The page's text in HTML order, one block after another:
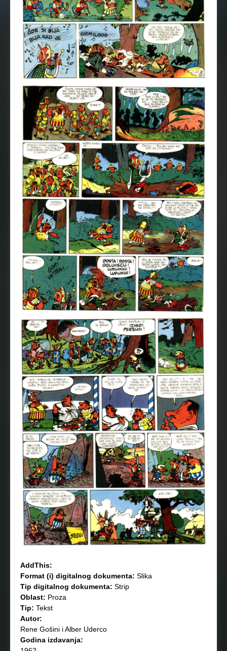
AddThis:
Format (i) digitalnog dokumenta: Slika
Tip digitalnog dokumenta: Strip
Oblast: Proza
Tip: Tekst
Autor:
Rene Gošini i Alber Uderco
Godina izdavanja: